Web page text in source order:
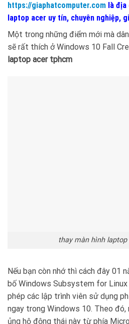
https://giaphatcomputer.com là
laptop acer uy tín, chuyên nghiệp,
Một trong những điểm mới mà
sẽ rất thích ở Windows 10 Fall
laptop acer tphcm
thay màn hình
Nếu bạn còn nhớ thì cách đây 01
bố Windows Subsystem for Linux
phép các lập trình viên sử dụng
ngay trong Windows 10. Theo
ủng hộ động thái này từ phía